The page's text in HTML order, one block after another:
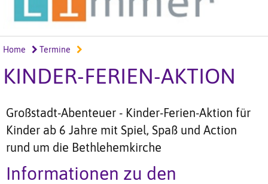
Home Termine
KINDER-FERIEN-AKTION
Großstadt-Abenteuer - Kinder-Ferien-Aktion für
Kinder ab 6 Jahre mit Spiel, Spaß und Action
rund um die Bethlehemkirche
Informationen zu den